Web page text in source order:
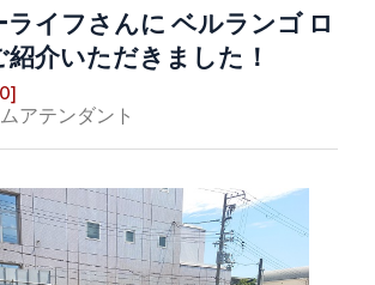
ライフさんに ベルランゴ ロ
紹介いただきました！
アテンダント